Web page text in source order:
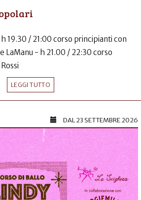
19.30 / 21:00 corso principianti con
LaManu - h 21.00 / 22:30 corso
LEGGI TUTTO
DAL23 SETTEMBRE 2026